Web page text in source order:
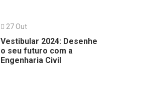
27 Out
Vestibular 2024: Desenhe
o seu futuro com a
Engenharia Civil